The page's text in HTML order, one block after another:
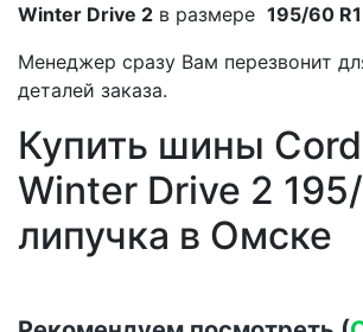
Winter Drive 2 в размере 195/60
Менеджер сразу Вам перезвонит
деталей заказа.
Купить шины
Winter Drive 2
липучка в Омске